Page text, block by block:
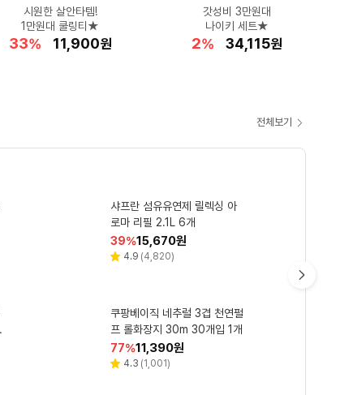
시원한 살안타템!
1만원대 쿨링티★
할
33% 11,900원
갓성비 3만원대
나이키 세트★
할
2% 34,115원
침대 하나 바꿨을 뿐인데
확 바뀐 침실!
할
8% 1,847,580원
요즘 러닝 필수템!
노스페이스 러닝 조끼
18% 198,780
편안한 스니커즈
크록스 인모션 페이서 맨
할
47% 52,130원
크리니크 1+1
노란 에센스 로션
할42% 38,640원
휴가철 필수템!
1025 독도 트래블 키트
할
27% 16,300원
피부 열감 DOWN!
엘렌실라 쿨링 크림
할
29% 11,400원
★스테디셀러★
닥스 초경량 슬림 우양산
할
26% 44,000원
드리미 공홈 최대 혜택가!
X60 Ultra 블랙
41% 990,000
아이시스 생수 화이트캡 무라
벨 2L 12개
할
인
39%6,520원
별 4.8 리
뷰
(18)
탐사 샘물 2L 12개
할
인
57%5,790원
라오메뜨 전설의패치 레전드 1
개 40매
할
인
56%9,900원
별 4.5 리
뷰
(363)
쿤달 네이처 마일드 퍼퓸 애견
샴푸 화이트런더리향 500ml
1개입 1개
할
인
18%9,240원
별 5.0 리
뷰
(5 )
콜맨 루미 프런트 2룸 텐트 그
레이지 2인용
할
인
10%351,000원
필립스 3000 시리즈 전기면
도기 S3243/12 스톰블루
할
인
37%64,000원
별 4.7 리
뷰
(58)
샤프란 섬유유연제 릴렉싱 아
로마 리필 2.1L 6개
할
인
39%15,670원
별 4.9 리
뷰
(4,820)
쿠팡베이직 네추럴 3겹 천연펄
프 롤화장지 30m 30개입 1개
할
인
77%11,390원
별 4.3 리
뷰
(1,001)
칠성사이다 제로 210ml 30개
할
인
33%14,650원
별 4.8 리
뷰
(4,026)
크리넥스 99 플러스 핸드워시
리필 허브파우더 4L 1개
할
인
44%11,860원
별 4.8 리
뷰
(83)
CM’s
전체보기